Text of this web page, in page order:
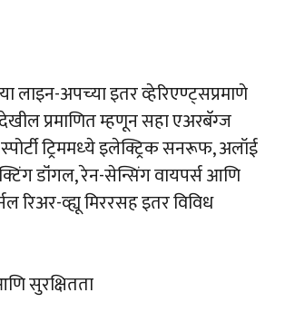
लाइन-अपच्‍या इतर व्‍हेरिएण्‍ट्सप्रमाणे
प्रमाणित म्‍हणून सहा एअरबॅग्‍ज
ट्रिममध्‍ये इलेक्ट्रिक सनरूफ, अलॉई
डॉंगल, रेन-सेन्सिंग वायपर्स आणि
रिअर-व्‍ह्यू मिररसह इतर विविध
सुरक्षितता